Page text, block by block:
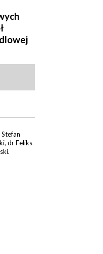
dr Feliks